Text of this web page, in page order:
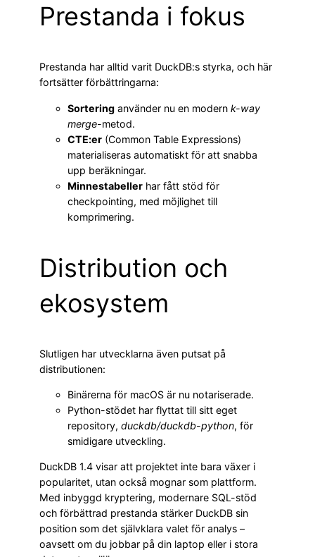
Prestanda i fokus
Prestanda har alltid varit DuckDB:s styrka, och här
fortsätter förbättringarna:
Sortering använder nu en modern k-way
merge-metod.
CTE:er (Common Table Expressions)
materialiseras automatiskt för att snabba
upp beräkningar.
Minnestabeller har fått stöd för
checkpointing, med möjlighet till
komprimering.
Distribution och
ekosystem
Slutligen har utvecklarna även putsat på
distributionen:
Binärerna för macOS är nu notariserade.
Python-stödet har flyttat till sitt eget
repository, duckdb/duckdb-python, för
smidigare utveckling.
DuckDB 1.4 visar att projektet inte bara växer i
popularitet, utan också mognar som plattform.
Med inbyggd kryptering, modernare SQL-stöd
och förbättrad prestanda stärker DuckDB sin
position som det självklara valet för analys –
oavsett om du jobbar på din laptop eller i stora